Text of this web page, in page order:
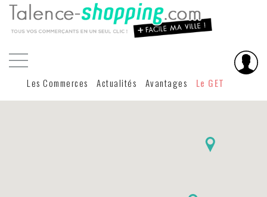
Les Commerces Actualités Avantages Le GET